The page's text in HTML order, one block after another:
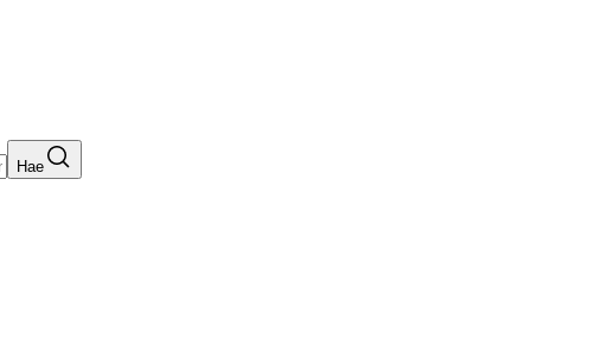
Hae